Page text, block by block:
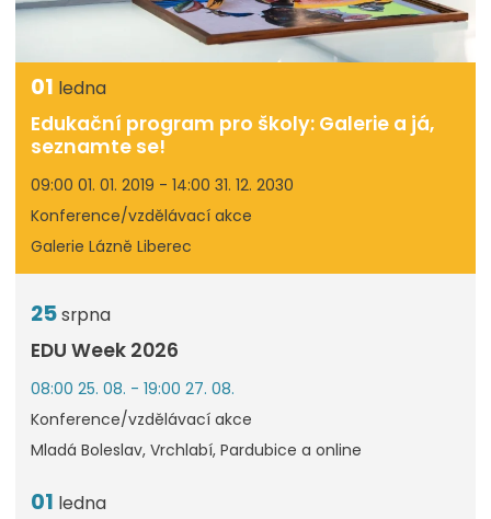
01 ledna
Edukační program pro školy: Galerie a já,
seznamte se!
09:00 01. 01. 2019 - 14:00 31. 12. 2030
Konference/vzdělávací akce
Galerie Lázně Liberec
25srpna
EDU Week 2026
08:00 25. 08. - 19:00 27. 08.
Konference/vzdělávací akce
Mladá Boleslav, Vrchlabí, Pardubice a online
01 ledna